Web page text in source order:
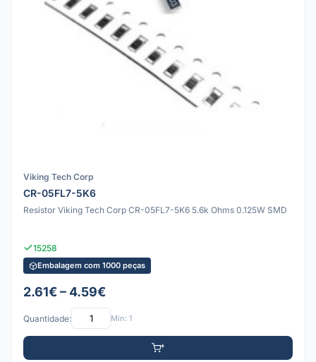
Viking Tech Corp
CR-05FL7-5K6
Resistor Viking Tech Corp CR-05FL7-5K6 5.6k Ohms 0.125W SMD
15258
Embalagem com 1000 peças
2.61€ – 4.59€
Quantidade: Mín: 1